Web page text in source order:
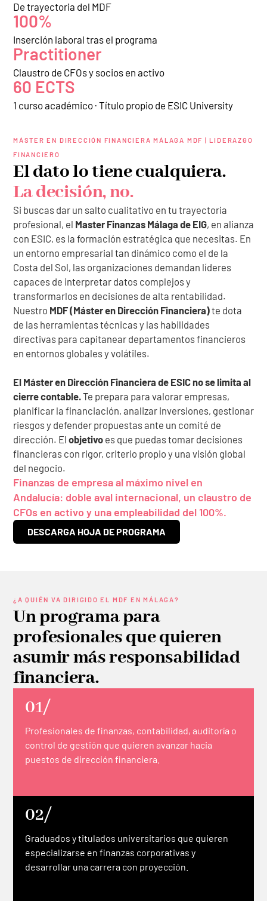
De trayectoria del MDF
100%
Inserción laboral tras el programa
Practitioner
Claustro de CFOs y socios en activo
60 ECTS
1 curso académico · Título propio de ESIC University
MÁSTER EN DIRECCIÓN FINANCIERA MÁLAGA MDF | LIDERAZGO
FINANCIERO
El dato lo tiene cualquiera.
La decisión, no.
Si buscas dar un salto cualitativo en tu trayectoria
profesional, el Master Finanzas Málaga de EIG, en alianza
con ESIC, es la formación estratégica que necesitas. En
un entorno empresarial tan dinámico como el de la
Costa del Sol, las organizaciones demandan líderes
capaces de interpretar datos complejos y
transformarlos en decisiones de alta rentabilidad.
Nuestro MDF (Máster en Dirección Financiera)te dota
de las herramientas técnicas y las habilidades
directivas para capitanear departamentos financieros
en entornos globales y volátiles.
El Máster en Dirección Financiera de ESIC no se limita al
cierre contable.Te prepara para valorar empresas,
planificar la financiación, analizar inversiones, gestionar
riesgos y defender propuestas ante un comité de
dirección. El objetivo es que puedas tomar decisiones
financieras con rigor, criterio propio y una visión global
del negocio.
Finanzas de empresa al máximo nivel en
Andalucía: doble aval internacional, un claustro de
CFOs en activo y una empleabilidad del 100%.
DESCARGA HOJA DE PROGRAMA
¿A QUIÉN VA DIRIGIDO EL MDF EN MÁLAGA?
Un programa para
profesionales que quieren
asumir más responsabilidad
financiera.
01/
Profesionales de finanzas, contabilidad, auditoría o
control de gestión que quieren avanzar hacia
puestos de dirección financiera.
02/
Graduados y titulados universitarios que quieren
especializarse en finanzas corporativas y
desarrollar una carrera con proyección.